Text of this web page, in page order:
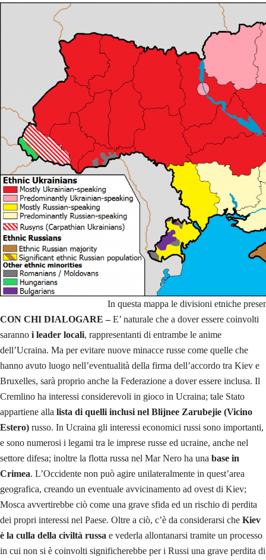
In questa mappa le divisioni etniche
CON CHI DIALOGARE –E’ naturale che a dover essere coinvolti
saranno i leader locali, rappresentanti di entrambe le anime
dell’Ucraina. Ma per evitare nuove minacce russe come quelle che
hanno avuto luogo nell’eventualità della firma dell’accordo tra Kiev e
Bruxelles, sarà proprio anche la Federazione a dover essere inclusa. Il
Cremlino ha interessi considerevoli in gioco in Ucraina; tale Stato
appartiene alla lista di quelli inclusi nel Blijnee Zarubejie (Vicino
Estero) russo. In Ucraina gli interessi economici russi sono importanti,
e sono numerosi i legami tra le imprese russe ed ucraine, anche nel
settore difesa; inoltre la flotta russa nel Mar Nero ha una base in
Crimea. L’Occidente non può agire unilateralmente in quest’area
geografica, creando un eventuale avvicinamento ad ovest di Kiev;
Mosca avvertirebbe ciò come una grave sfida ed un rischio di perdita
dei propri interessi nel Paese. Oltre a ciò, c’è da considerarsi che Kiev
è la culla della civiltà russa e vederla allontanarsi tramite un processo
in cui non si è coinvolti significherebbe per i Russi una grave perdita di